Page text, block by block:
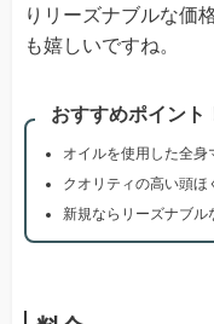
りリーズナブルな価
も嬉しいですね。
おすすめポイント
オイルを使用した全身
クオリティの高い頭ほ
新規ならリーズナブル